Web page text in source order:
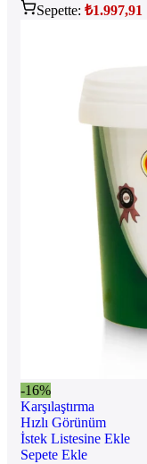
Sepette: ₺1.997,91
-16%
Karşılaştırma
Hızlı Görünüm
İstek Listesine Ekle
Sepete Ekle